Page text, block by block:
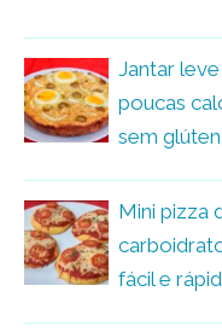
Jantar
poucas
sem
Mini pizza
fácil e